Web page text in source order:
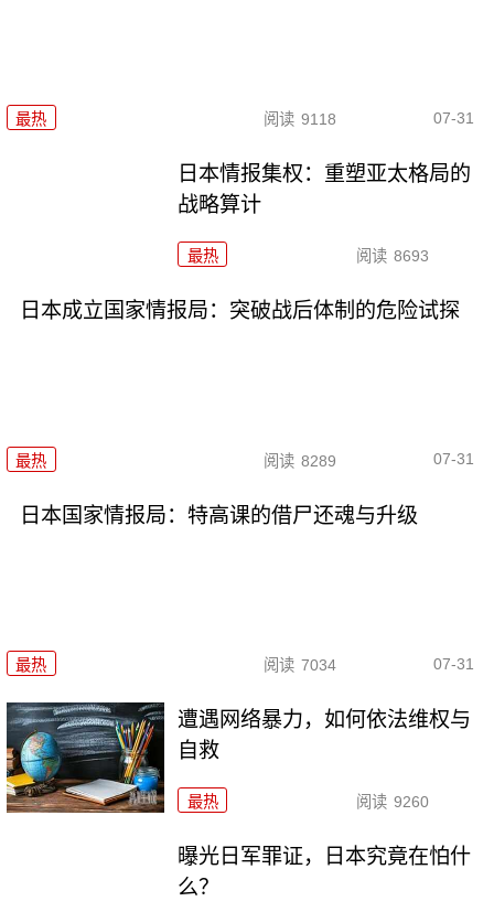
最热 阅读 9118 07-31
日本情报集权：重塑亚太格局的
战略算计
最热 阅读 8693
日本成立国家情报局：突破战后体制的危险试探
最热 阅读 8289 07-31
日本国家情报局：特高课的借尸还魂与升级
最热 阅读 7034 07-31
遭遇网络暴力，如何依法维权与
自救
最热 阅读 9260
曝光日军罪证，日本究竟在怕什
么？